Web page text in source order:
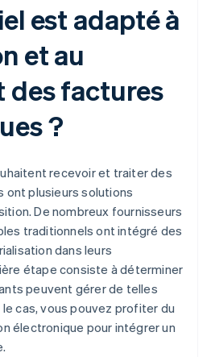
est adapté à
et au
des factures
?
recevoir et traiter des
plusieurs solutions
De nombreux fournisseurs
traditionnels ont intégré des
dans leurs
étape consiste à déterminer
peuvent gérer de telles
cas, vous pouvez profiter du
électronique pour intégrer un